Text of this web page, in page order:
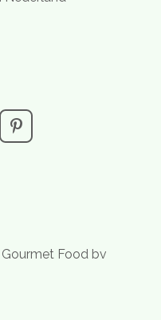
P
i
t
Food bv